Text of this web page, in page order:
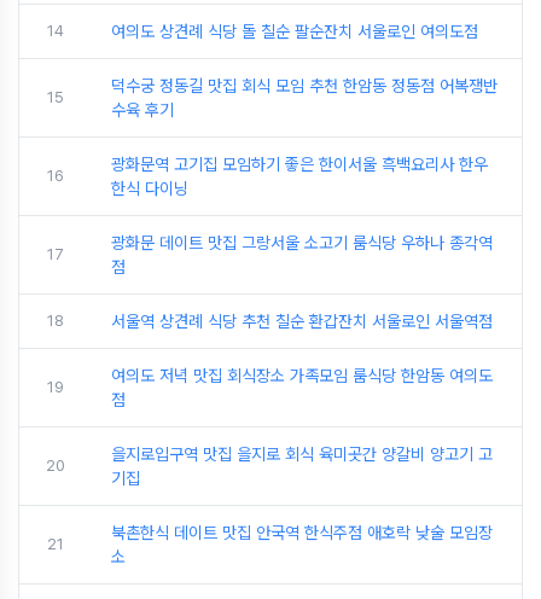
14 여의도 상견례 식당 돌 칠순 팔순잔치 서울로인 여의도점
15
덕수궁 정동길 맛집 회식 모임 추천 한암동 정동점 어복쟁반
수육 후기
16
광화문역 고기집 모임하기 좋은 한이서울 흑백요리사 한우
한식 다이닝
17
광화문 데이트 맛집 그랑서울 소고기 룸식당 우하나 종각역
점
18 서울역 상견례 식당 추천 칠순 환갑잔치 서울로인 서울역점
19
여의도 저녁 맛집 회식장소 가족모임 룸식당 한암동 여의도
점
20
을지로입구역 맛집 을지로 회식 육미곳간 양갈비 양고기 고
기집
21
북촌한식 데이트 맛집 안국역 한식주점 애호락 낮술 모임장
소